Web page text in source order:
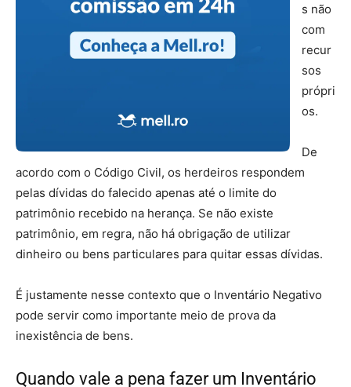
s não
com
recur
sos
própri
os.
De
acordo com o Código Civil, os herdeiros respondem
pelas dívidas do falecido apenas até o limite do
patrimônio recebido na herança. Se não existe
patrimônio, em regra, não há obrigação de utilizar
dinheiro ou bens particulares para quitar essas dívidas.
É justamente nesse contexto que o Inventário Negativo
pode servir como importante meio de prova da
inexistência de bens.
Quando vale a pena fazer um Inventário